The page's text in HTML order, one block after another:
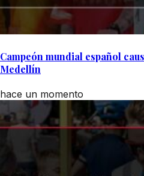
Campeón mundial español
Medellín
hace un momento